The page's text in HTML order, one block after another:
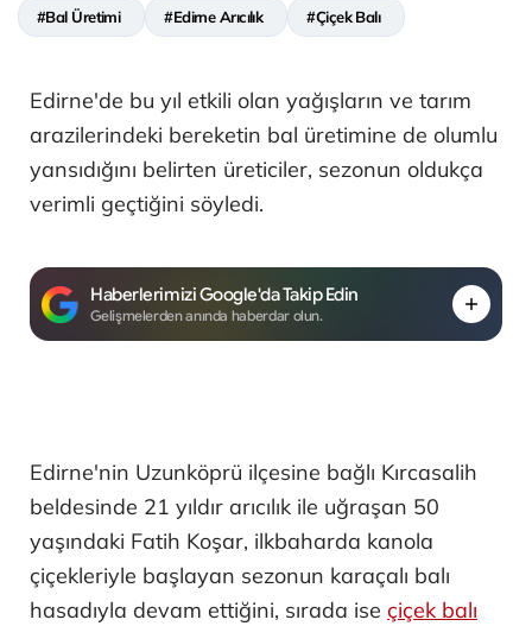
#Bal Üretimi #Edirne Arıcılık #Çiçek Balı
Edirne'de bu yıl etkili olan yağışların ve tarım
arazilerindeki bereketin bal üretimine de olumlu
yansıdığını belirten üreticiler, sezonun oldukça
verimli geçtiğini söyledi.
Haberlerimizi Google'da Takip Edin
Gelişmelerden anında haberdar olun.
Edirne'nin Uzunköprü ilçesine bağlı Kırcasalih
beldesinde 21 yıldır arıcılık ile uğraşan 50
yaşındaki Fatih Koşar, ilkbaharda kanola
çiçekleriyle başlayan sezonun karaçalı balı
hasadıyla devam ettiğini, sırada ise çiçek balı